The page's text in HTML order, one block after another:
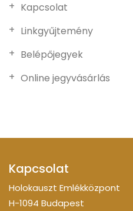
Kapcsolat
Linkgyűjtemény
Belépőjegyek
Online jegyvásárlás
Kapcsolat
Holokauszt Emlékközpont
H-1094 Budapest